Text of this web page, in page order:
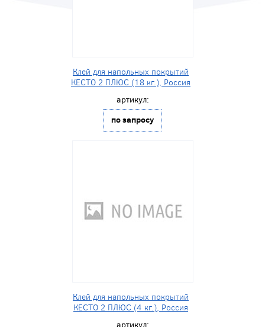
Клей для напольных покрытий
КЕСТО 2 ПЛЮС (18 кг.), Россия
артикул:
по запросу
Клей для напольных покрытий
КЕСТО 2 ПЛЮС (4 кг.), Россия
артикул: